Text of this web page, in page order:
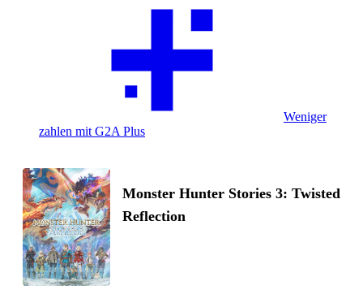
Weniger
zahlen mit G2A Plus
Monster Hunter Stories 3: Twisted
Reflection